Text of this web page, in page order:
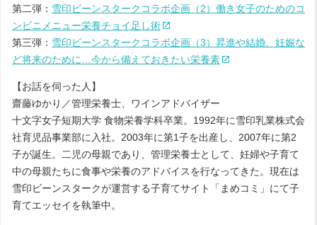
第二弾： 雪印ビーンスタークコラボ企画（2）働き女子のためのコ
ンビニメニュー栄養チョイ足し術
第三弾： 雪印ビーンスタークコラボ企画（3）昇進や結婚、妊娠な
ど将来のために…今から備えておきたい栄養素
【お話を伺った人】
齋藤ゆかり／管理栄養士、ワインアドバイザー
十文字女子短期大学 食物栄養学科卒業。1992年に雪印乳業株式会
社育児品事業部に入社。2003年に第1子を出産し、2007年に第2
子が誕生。二児の母親であり、管理栄養士として、妊婦や子育て
中の母親たちに食事や栄養のアドバイスを行なってきた。現在は
雪印ビーンスタークが運営する子育てサイト「まめコミ」にて子
育てエッセイを執筆中。